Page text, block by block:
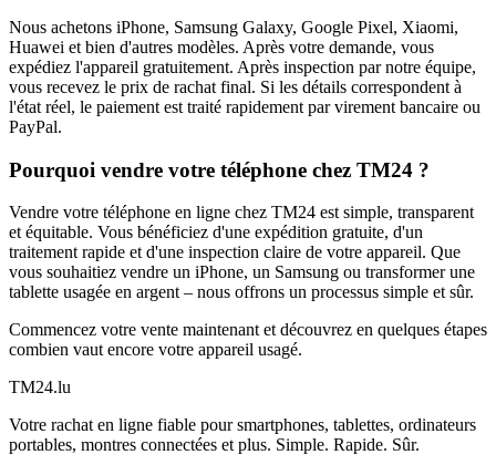
Nous achetons iPhone, Samsung Galaxy, Google Pixel, Xiaomi,
Huawei et bien d'autres modèles. Après votre demande, vous
expédiez l'appareil gratuitement. Après inspection par notre équipe,
vous recevez le prix de rachat final. Si les détails correspondent à
l'état réel, le paiement est traité rapidement par virement bancaire ou
PayPal.
Pourquoi vendre votre téléphone chez TM24 ?
Vendre votre téléphone en ligne chez TM24 est simple, transparent
et équitable. Vous bénéficiez d'une expédition gratuite, d'un
traitement rapide et d'une inspection claire de votre appareil. Que
vous souhaitiez vendre un iPhone, un Samsung ou transformer une
tablette usagée en argent – nous offrons un processus simple et sûr.
Commencez votre vente maintenant et découvrez en quelques étapes
combien vaut encore votre appareil usagé.
TM24.lu
Votre rachat en ligne fiable pour smartphones, tablettes, ordinateurs
portables, montres connectées et plus. Simple. Rapide. Sûr.